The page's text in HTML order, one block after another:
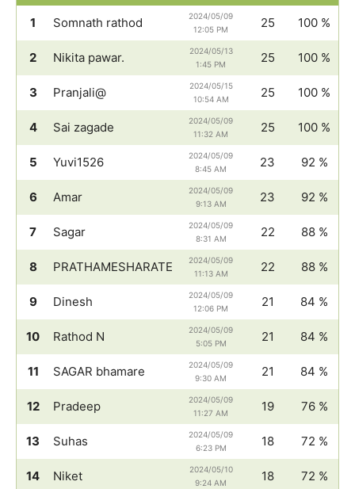
1 Somnath rathod
2024/05/09
12:05 PM
25 100 %
2 Nikita pawar.
2024/05/13
1:45 PM
25 100 %
3 Pranjali@
2024/05/15
10:54 AM
25 100 %
4 Sai zagade
2024/05/09
11:32 AM
25 100 %
5 Yuvi1526
2024/05/09
8:45 AM
23 92 %
6 Amar
2024/05/09
9:13 AM
23 92 %
7 Sagar
2024/05/09
8:31 AM
22 88 %
8 PRATHAMESHARATE
2024/05/09
11:13 AM
22 88 %
9 Dinesh
2024/05/09
12:06 PM
21 84 %
10 Rathod N
2024/05/09
5:05 PM
21 84 %
11 SAGAR bhamare
2024/05/09
9:30 AM
21 84 %
12 Pradeep
2024/05/09
11:27 AM
19 76 %
13 Suhas
2024/05/09
6:23 PM
18 72 %
14 Niket
2024/05/10
9:24 AM
18 72 %